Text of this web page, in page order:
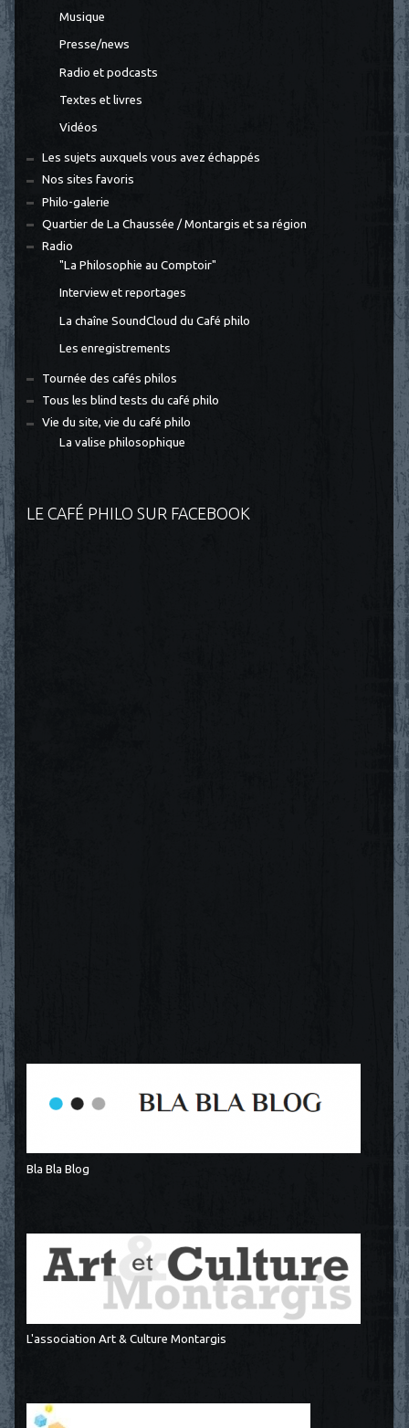
Musique
Presse/news
Radio et podcasts
Textes et livres
Vidéos
Les sujets auxquels vous avez échappés
Nos sites favoris
Philo-galerie
Quartier de La Chaussée / Montargis et sa région
Radio
"La Philosophie au Comptoir"
Interview et reportages
La chaîne SoundCloud du Café philo
Les enregistrements
Tournée des cafés philos
Tous les blind tests du café philo
Vie du site, vie du café philo
La valise philosophique
LE CAFÉ PHILO SUR FACEBOOK
Bla Bla Blog
L'association Art & Culture Montargis